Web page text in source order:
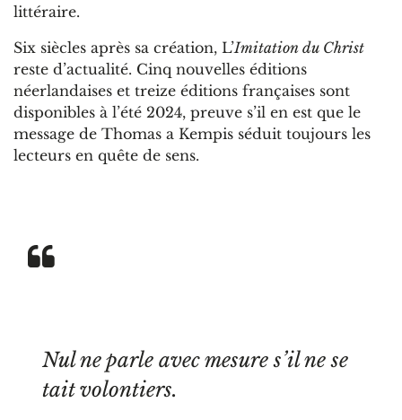
littéraire.
Six siècles après sa création, L’Imitation du Christ
reste d’actualité. Cinq nouvelles éditions
néerlandaises et treize éditions françaises sont
disponibles à l’été 2024, preuve s’il en est que le
message de Thomas a Kempis séduit toujours les
lecteurs en quête de sens.
Nul ne parle avec mesure s’il ne se
tait volontiers.